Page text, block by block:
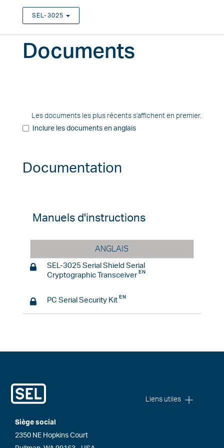
SEL-3025
TOGGLE DROPDOWN
Documents
Les documents les plus récents s'affichent en premier.
Inclure les documents en anglais
Documentation
Manuels d'instructions
ANGLAIS
SEL-3025 Serial Shield Serial
Cryptographic Transceiver
PC Serial Security Kit
Liens utiles
Siège social
2350 NE Hopkins Court